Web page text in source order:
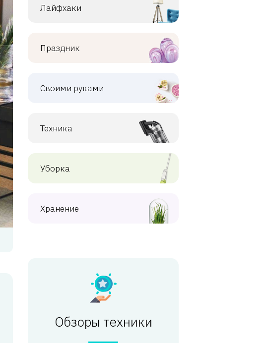
Лайфхаки
Праздник
Своими руками
Техника
Уборка
Хранение
Обзоры техники